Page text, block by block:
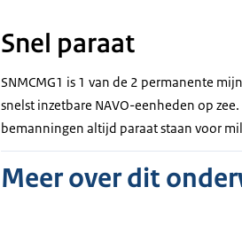
Snel paraat
SNMCMG1 is 1 van de 2 permanente
snelst inzetbare NAVO-eenheden op
bemanningen altijd paraat staan voor
Meer over dit